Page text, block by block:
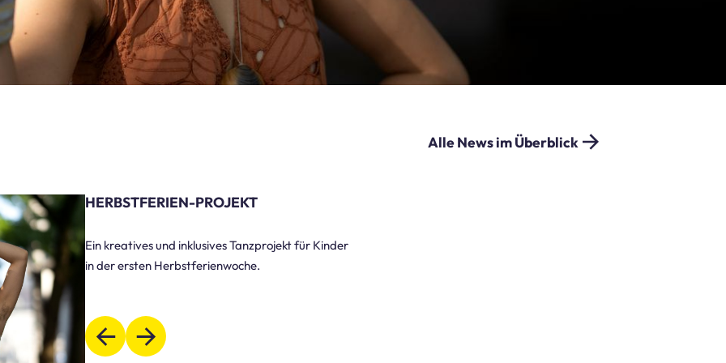
Alle News im Überblick
SOMMERSTUNDENPLAN 2026
Der Sommerstundenplan für Erwachsene gilt vom
01.07. bis zum 31.08. In den Sommerferien